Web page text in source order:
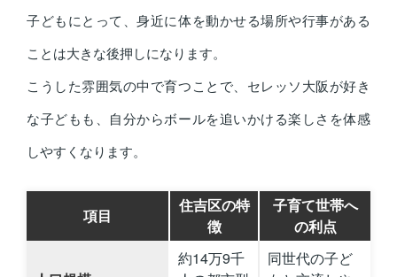
子どもにとって、身近に体を動かせる場所や行事がある
ことは大きな後押しになります。
こうした雰囲気の中で育つことで、セレッソ大阪が好き
な子どもも、自分からボールを追いかける楽しさを体感
しやすくなります。
項目
住吉区の特
徴
子育て世帯へ
の利点
約14万9千
同世代の子ど